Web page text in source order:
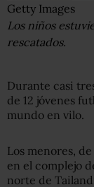
Getty Images
Los niños
rescatados.
Durante casi
de 12 jóvenes
mundo en vilo.
Los menores,
en el complejo
norte de